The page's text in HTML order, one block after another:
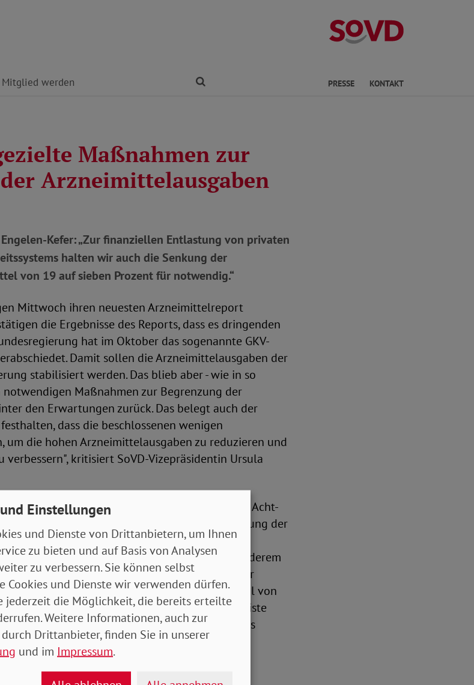
Kreisverband
Mitglied werden PRESSE KONTAKT
Maßnahmen zur
Arzneimittelausgaben
Kefer: „Zur finanziellen Entlastung von privaten
halten wir auch die Senkung der
von 19 auf sieben Prozent für notwendig.“
Mittwoch ihren neuesten Arzneimittelreport
die Ergebnisse des Reports, dass es dringenden
hat im Oktober das sogenannte GKV-
Damit sollen die Arzneimittelausgaben der
stabilisiert werden. Das blieb aber - wie in so
Maßnahmen zur Begrenzung der
den Erwartungen zurück. Das belegt auch der
dass die beschlossenen wenigen
um die hohen Arzneimittelausgaben zu reduzieren und
kritisiert SoVD-Vizepräsidentin Ursula
Lösungen. Dafür hat der Verband einen Acht-
Plan enthält konkrete Maßnahmen zur Begrenzung der
zur Reduzierung der Kosten der gesetzlichen
eine bessere Versorgung. "Wir fordern unter anderem
Außerdem sollten zur
Wirtschaftlichkeit der Versorgung die hohe Zahl von
Arzneimitteln durch Einführung einer Positivliste
Entlastung von privaten Haushalten und des
auch die Senkung der Mehrwertsteuer auf
für notwendig. Zudem müssen die
werden, was insbesondere sozial
Einstellungen
und Dienste von Drittanbietern, um Ihnen
zu bieten und auf Basis von Analysen
zu verbessern. Sie können selbst
Cookies und Dienste wir verwenden dürfen.
jederzeit die Möglichkeit, die bereits erteilte
Weitere Informationen, auch zur
Drittanbieter, finden Sie in unserer
und im Impressum.